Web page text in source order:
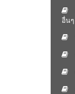
อื่นๆ